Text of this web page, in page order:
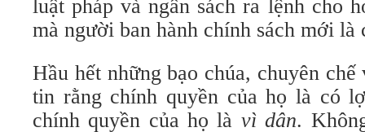
luật pháp và ngân sách ra lệnh cho
mà người ban hành chính sách mới là
Hầu hết những bạo chúa, chuyên
tin rằng chính quyền của họ là có
chính quyền của họ là vì dân.